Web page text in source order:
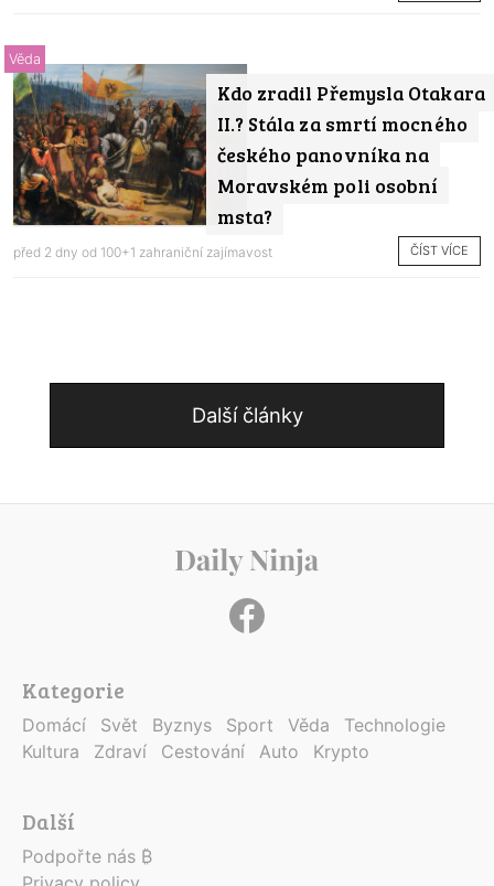
Kdo zradil Přemysla Otakara
II.? Stála za smrtí mocného
českého panovníka na
Moravském poli osobní
msta?
Věda
před 2 dny od 100+1 zahraniční zajímavost ČÍST VÍCE
Další články
Kategorie
Domácí Svět Byznys Sport Věda
Technologie
Kultura
Zdraví Cestování Auto Krypto
Další
Podpořte nás ₿